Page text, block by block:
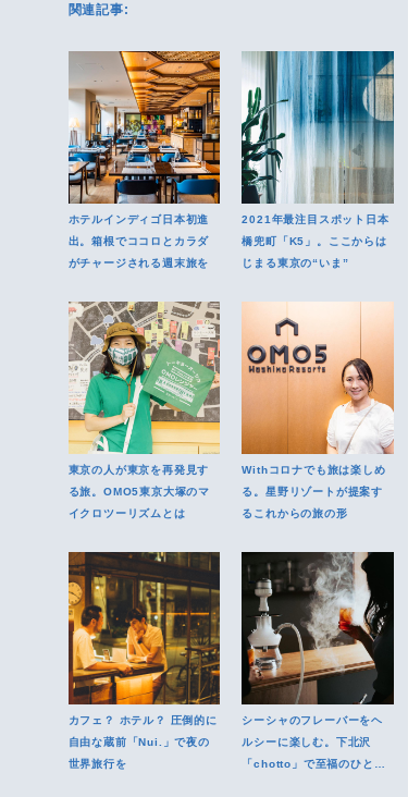
関連記事:
ホテルインディゴ日本初進
出。箱根でココロとカラダ
がチャージされる週末旅を
2021年最注目スポット日本
橋兜町「K5」。ここからは
じまる東京の“いま”
東京の人が東京を再発見す
る旅。OMO5東京大塚のマ
イクロツーリズムとは
Withコロナでも旅は楽しめ
る。星野リゾートが提案す
るこれからの旅の形
カフェ？ ホテル？ 圧倒的に
自由な蔵前「Nui.」で夜の
世界旅行を
シーシャのフレーバーをヘ
ルシーに楽しむ。下北沢
「chotto」で至福のひとと